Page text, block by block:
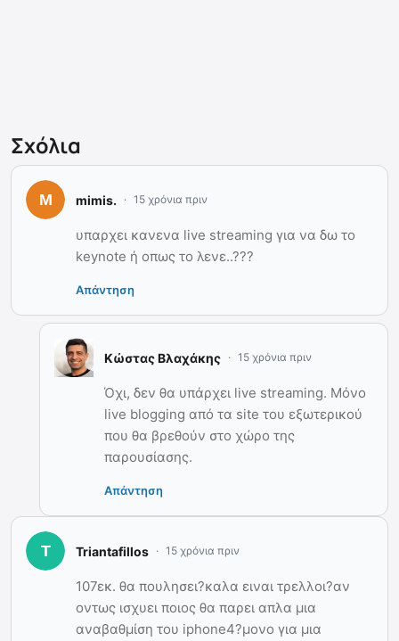
Σχόλια
mimis. 15 χρόνια πριν
υπαρχει κανενα live streaming για να δω το
keynote ή οπως το λενε..???
Απάντηση
Κώστας Βλαχάκης 15 χρόνια πριν
Όχι, δεν θα υπάρχει live streaming. Μόνο
live blogging από τα site του εξωτερικού
που θα βρεθούν στο χώρο της
παρουσίασης.
Απάντηση
Triantafillos 15 χρόνια πριν
107εκ. θα πουλησει?καλα ειναι τρελλοι?αν
οντως ισχυει ποιος θα παρει απλα μια
αναβαθμίση του iphone4?μονο για μια